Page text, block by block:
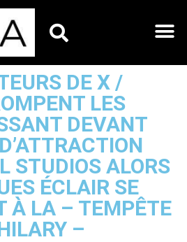
DE X /
LES
DEVANT
STUDIOS ALORS
ÉCLAIR SE
À LA – TEMPÊTE
–